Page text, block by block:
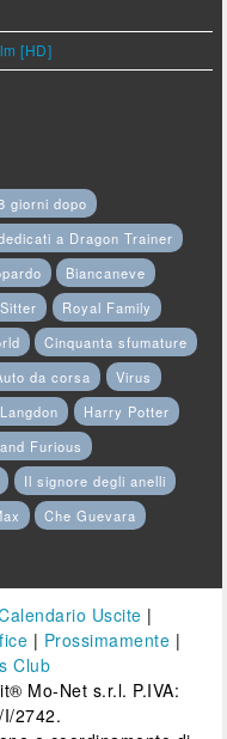
[HD]
giorni dopo
a Dragon Trainer
Biancaneve
Royal Family
Cinquanta sfumature
da corsa
Virus
Harry Potter
Furious
Il signore degli anelli
Che Guevara
Uscite |
| Prossimamente |
Club
Mo-Net s.r.l. P.IVA:
2742.